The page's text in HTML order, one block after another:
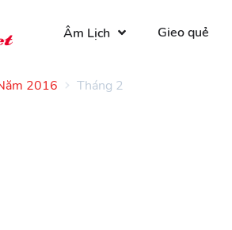
Âm Lịch Gieo quẻ
2016 Tháng 2